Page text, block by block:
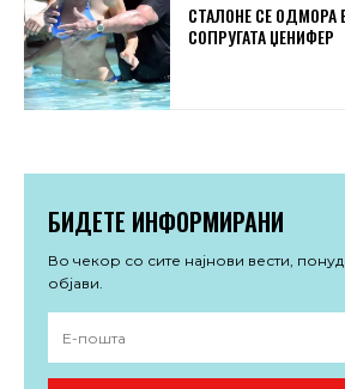
СТАЛОНЕ СЕ ОДМОРА
СОПРУГАТА ЏЕНИФЕР
БИДЕТЕ ИНФОРМИРАНИ
Во чекор со сите најнови вести,
објави.